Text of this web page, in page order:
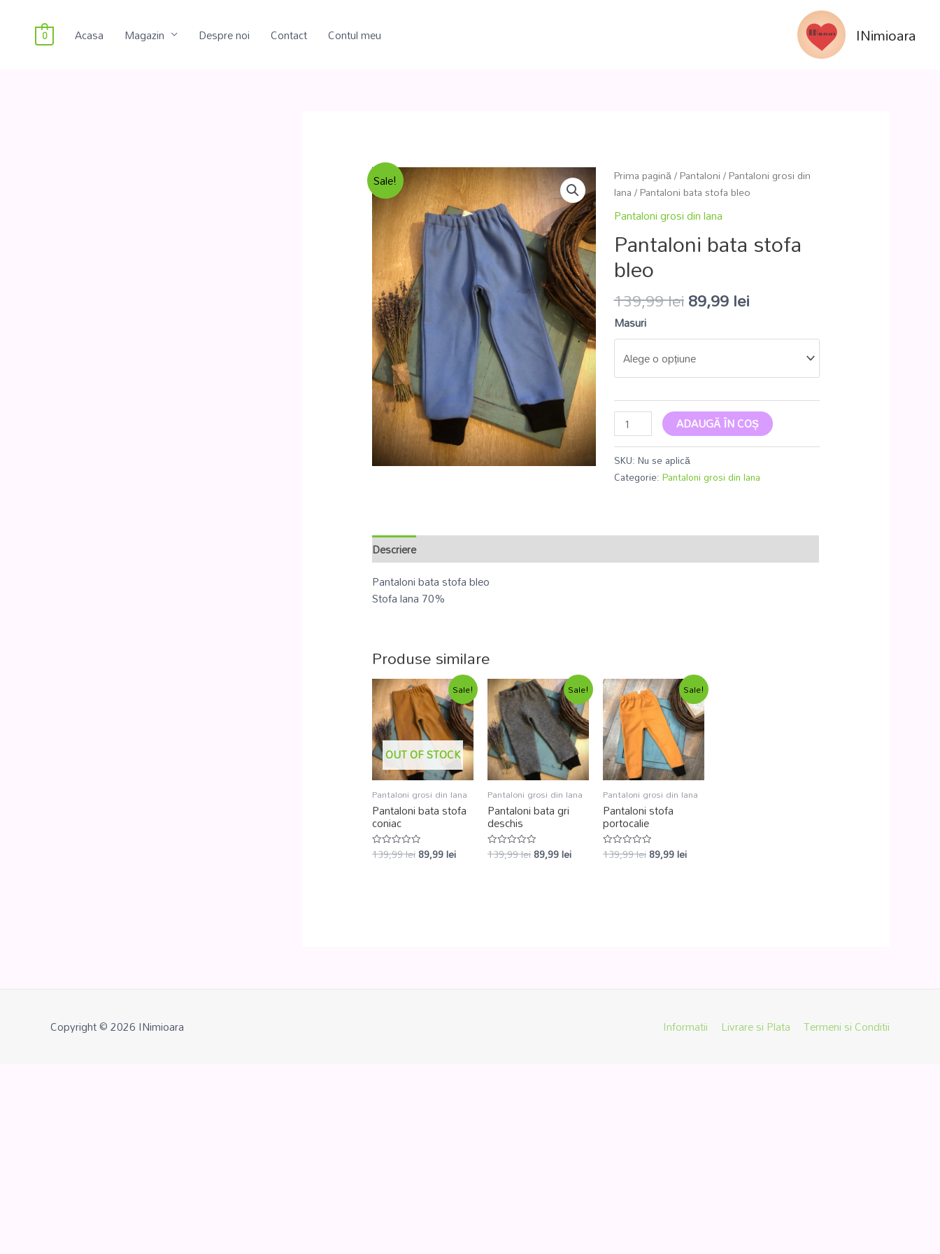
INimioara
Acasa Magazin Despre noi Contact Contul meu
0
Sale! Prima pagină/Pantaloni/Pantaloni grosi din
lana/ Pantaloni bata stofa bleo
Pantaloni grosi din lana
Pantaloni bata stofa
bleo
139,99lei89,99lei
Masuri
ADAUGĂ ÎN COȘ
SKU:Nu se aplică
Categorie:Pantaloni grosi din lana
Descriere
Pantaloni bata stofa bleo
Stofa lana 70%
Produse similare
Sale!
OUT OF STOCK
Pantaloni grosi din lana
Pantaloni bata stofa
coniac
Evaluat
la
139,99lei89,99lei
Sale!
Pantaloni grosi din lana
Pantaloni bata gri
deschis
Evaluat
la
139,99lei89,99lei
Sale!
Pantaloni grosi din lana
Pantaloni stofa
portocalie
Evaluat
la
139,99lei89,99lei
Copyright © 2026 INimioara Informatii Livrare si Plata Termeni si Conditii